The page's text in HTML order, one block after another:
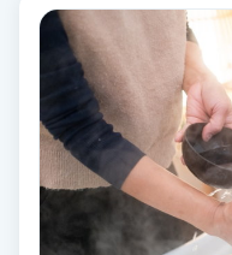
Permanent
Permanent
Personal shopper
Personlig tränare